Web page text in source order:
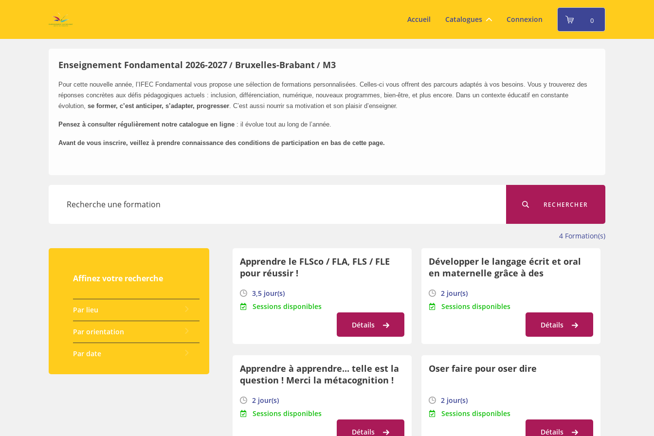
Accueil Catalogues Connexion 0
Enseignement Fondamental 2026-2027/ Bruxelles-Brabant/ M3
Pour cette nouvelle année, l’IFEC Fondamental vous propose une sélection de formations personnalisées. Celles-ci vous offrent des parcours adaptés à vos besoins. Vous y trouverez des
réponses concrètes aux défis pédagogiques actuels : inclusion, différenciation, numérique, nouveaux programmes, bien-être, et plus encore. Dans un contexte éducatif en constante
évolution, se former, c’est anticiper, s’adapter, progresser. C’est aussi nourrir sa motivation et son plaisir d’enseigner.
Pensez à consulter régulièrement notre catalogue en ligne : il évolue tout au long de l’année.
Avant de vous inscrire, veillez à prendre connaissance des conditions de participation en bas de cette page.
RECHERCHER
4 Formation(s)
Affinez votre recherche
Par lieu
Par orientation
Par date
Apprendre le FLSco / FLA, FLS / FLE
pour réussir !
3,5 jour(s)
Sessions disponibles
Détails
Développer le langage écrit et oral
en maternelle grâce à des
ciblés2 jour(s)
Sessions disponibles
Détails
Apprendre à apprendre... telle est la
question ! Merci la métacognition !
2 jour(s)
Sessions disponibles
Détails
Oser faire pour oser dire
2 jour(s)
Sessions disponibles
Détails